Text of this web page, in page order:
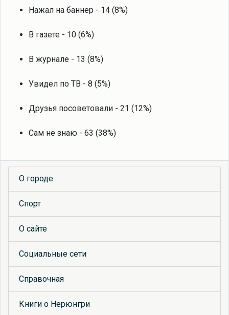
Нажал на баннер - 14 (8%)
В газете - 10 (6%)
В журнале - 13 (8%)
Увидел по ТВ - 8 (5%)
Друзья посоветовали - 21 (12%)
Сам не знаю - 63 (38%)
О городе
Спорт
О сайте
Социальные сети
Справочная
Книги о Нерюнгри